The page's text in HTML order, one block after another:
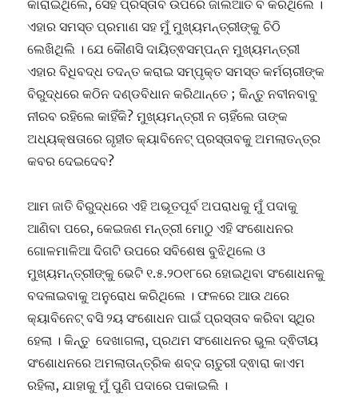
କାରାଇଥିଲେ, ସେହି ପ୍ରସ୍ତାବ ଉପରେ ଜାଲିଆତି ବି କରିଥିଲେ ।
ଏହାର ସମସ୍ତ ପ୍ରମାଣ ସହ ମୁଁ ମୁଖ୍ୟମନ୍ତ୍ରୀଙ୍କୁ ଚିଠି
ଲେଖିଥିଲି । ଯେ କୌଣସି ଦାୟିତ୍ଵସମ୍ପନ୍ନ ମୁଖ୍ୟମନ୍ତ୍ରୀ
ଏହାର ବିଧିବଦ୍ଧ ତଦନ୍ତ କରାଇ ସମ୍ପୃକ୍ତ ସମସ୍ତ କର୍ମଚାରୀଙ୍କ
ବିରୁଦ୍ଧରେ କଠିନ ଦଣ୍ଡବିଧାନ କରିଥାନ୍ତେ ; କିନ୍ତୁ ନବୀନବାବୁ
ନୀରବ ରହିଲେ କାହିଁକି? ମୁଖ୍ୟମନ୍ତ୍ରୀ ନ ଚାହିଁଲେ ତାଙ୍କ
ଅଧ୍ୟକ୍ଷତାରେ ଗୃହୀତ କ୍ୟାବିନେଟ୍ ପ୍ରସ୍ତାବକୁ ଅମଲାତନ୍ତ୍ର
କବର ଦେଇଦେବ?
ଆମ ଜାତି ବିରୁଦ୍ଧରେ ଏହି ଅଭୂତପୂର୍ବ ଅପରାଧକୁ ମୁଁ ପଦାକୁ
ଆଣିବା ପରେ, କେଇଜଣ ମନ୍ତ୍ରୀ ମୋଠୁ ଏହି ସଂଶୋଧନର
ଗୋଳମାଳିଆ ଦିଗଟି ଉପରେ ସବିଶେଷ ବୁଝିଥିଲେ ଓ
ମୁଖ୍ୟମନ୍ତ୍ରୀଙ୍କୁ ଭେଟି ୧.୫.୨୦୧୮ରେ ହୋଇଥିବା ସଂଶୋଧନକୁ
ବଦଳାଇବାକୁ ଅନୁରୋଧ କରିଥିଲେ । ଫଳରେ ଆଉ ଥରେ
କ୍ୟାବିନେଟ୍ ବସି ୨ୟ ସଂଶୋଧନ ପାଇଁ ପ୍ରସ୍ତାବ କରିବା ସ୍ଥିର
ହେଲା । କିନ୍ତୁ ଦେଖାଗଲା, ପ୍ରଥମ ସଂଶୋଧନର ଭୁଲ ଦ୍ଵିତୀୟ
ସଂଶୋଧନରେ ଅମଲାତାନ୍ତ୍ରିକ ଶବ୍ଦ ଚାତୁରୀ ଦ୍ଵାରା କାଏମ
ରହିଲା, ଯାହାକୁ ମୁଁ ପୁଣି ପଦାରେ ପକାଇଲି ।